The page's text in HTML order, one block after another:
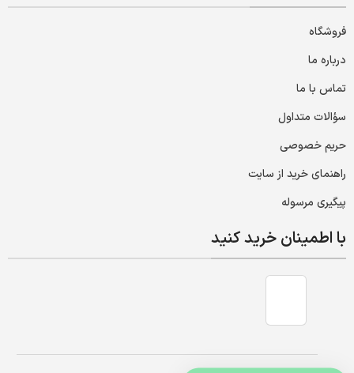
فروشگاه
درباره ما
تماس با ما
سؤالات متداول
حریم خصوصی
راهنمای خرید از سایت
پیگیری مرسوله
با اطمینان خرید کنید